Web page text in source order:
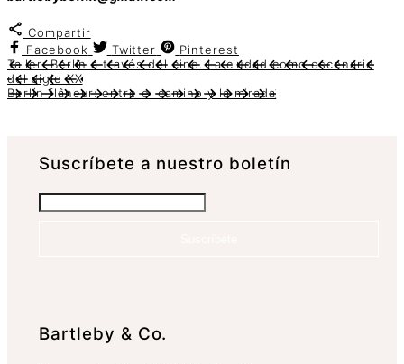
Compartir
Facebook
Twitter
Pinterest
Taller: Berlín a través del cine. La ciudad como escenario
del siglo XX
Berlín flâneur: entre el camino y la mirada
Suscrí­bete a nuestro boletín
Bartleby & Co.